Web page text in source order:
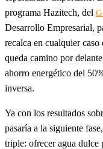
programa Hazitech, del
Desarrollo Empresarial,
recalca en cualquier
queda camino por
ahorro energético del
inversa.
Ya con los resultados
pasaría a la siguiente
triple: ofrecer agua dulce